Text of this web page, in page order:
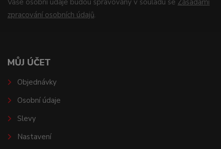
zpracování osobních údajů.
MŮJ ÚČET
Objednávky
Osobní údaje
Slevy
Nastavení